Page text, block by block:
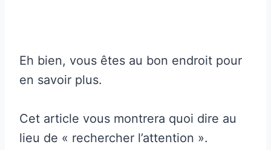
Eh bien, vous êtes au bon endroit pour
en savoir plus.
Cet article vous montrera quoi dire au
lieu de « rechercher l’attention ».